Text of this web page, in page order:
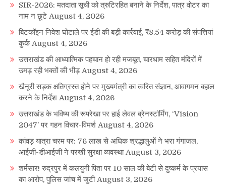
SIR-2026: मतदाता सूची को त्रुटिरहित बनाने के निर्देश, पात्र वोटर का
नाम न छूटे August 4, 2026
बिटकॉइन निवेश घोटाले पर ईडी की बड़ी कार्रवाई, ₹8.54 करोड़ की संपत्तियां
कुर्क August 4, 2026
उत्तराखंड की आध्यात्मिक पहचान हो रही मजबूत, चारधाम सहित मंदिरों में
उमड़ रही भक्तों की भीड़ August 4, 2026
खैनूरी सड़क क्षतिग्रस्त होने पर मुख्यमंत्री का त्वरित संज्ञान, आवागमन बहाल
करने के निर्देश August 4, 2026
उत्तराखंड के भविष्य की रूपरेखा पर हाई लेवल ब्रेनस्टॉर्मिंग, ‘Vision
2047’ पर गहन विचार-विमर्श August 4, 2026
कांवड़ यात्रा चरम पर: 76 लाख से अधिक श्रद्धालुओं ने भरा गंगाजल,
आईजी-डीआईजी ने परखी सुरक्षा व्यवस्था August 3, 2026
शर्मसार! रुद्रपुर में कलयुगी पिता पर 10 साल की बेटी से दुष्कर्म के प्रयास
का आरोप, पुलिस जांच में जुटी August 3, 2026